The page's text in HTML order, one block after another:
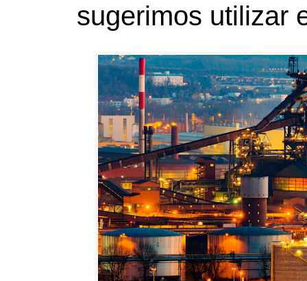
sugerimos utilizar